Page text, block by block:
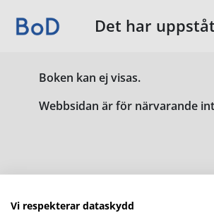
Det har
Boken kan ej visas.
Webbsidan är för närvarande
Vi respekterar dataskydd